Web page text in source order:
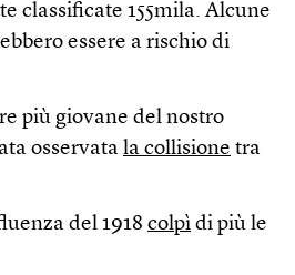
classificate 155mila. Alcune
essere a rischio di
più giovane del nostro
osservata la collisione tra
del 1918 colpì di più le